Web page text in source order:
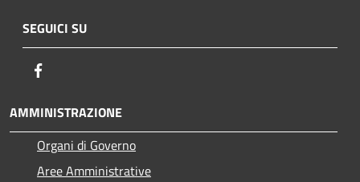
SEGUICI SU
AMMINISTRAZIONE
Organi di Governo
Aree Amministrative